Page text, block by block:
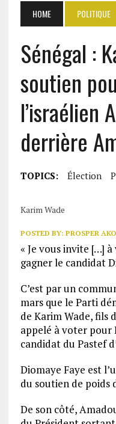
HOME POLITIQUE
Sénégal :
soutien
l’israélien
derrière
TOPICS: Élection
Karim Wade
POSTED BY: PROSPER
« Je vous invite […]
gagner le candidat
C’est par un
mars que le Parti
de Karim Wade, fils
appelé à voter pour
candidat du Pastef
Diomaye Faye est
du soutien de poids
De son côté,